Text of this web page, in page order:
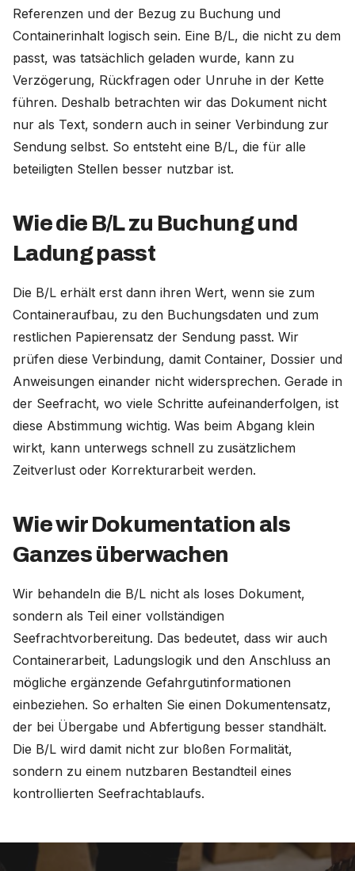
Referenzen und der Bezug zu Buchung und
Containerinhalt logisch sein. Eine B/L, die nicht zu dem
passt, was tatsächlich geladen wurde, kann zu
Verzögerung, Rückfragen oder Unruhe in der Kette
führen. Deshalb betrachten wir das Dokument nicht
nur als Text, sondern auch in seiner Verbindung zur
Sendung selbst. So entsteht eine B/L, die für alle
beteiligten Stellen besser nutzbar ist.
Wie die B/L zu Buchung und
Ladung passt
Die B/L erhält erst dann ihren Wert, wenn sie zum
Containeraufbau, zu den Buchungsdaten und zum
restlichen Papierensatz der Sendung passt. Wir
prüfen diese Verbindung, damit Container, Dossier und
Anweisungen einander nicht widersprechen. Gerade in
der Seefracht, wo viele Schritte aufeinanderfolgen, ist
diese Abstimmung wichtig. Was beim Abgang klein
wirkt, kann unterwegs schnell zu zusätzlichem
Zeitverlust oder Korrekturarbeit werden.
Wie wir Dokumentation als
Ganzes überwachen
Wir behandeln die B/L nicht als loses Dokument,
sondern als Teil einer vollständigen
Seefrachtvorbereitung. Das bedeutet, dass wir auch
Containerarbeit, Ladungslogik und den Anschluss an
mögliche ergänzende Gefahrgutinformationen
einbeziehen. So erhalten Sie einen Dokumentensatz,
der bei Übergabe und Abfertigung besser standhält.
Die B/L wird damit nicht zur bloßen Formalität,
sondern zu einem nutzbaren Bestandteil eines
kontrollierten Seefrachtablaufs.